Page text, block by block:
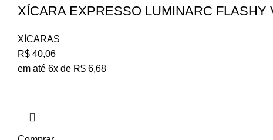
XÍCARA EXPRESSO LUMINARC
XÍCARAS
R$ 40,06
em até 6x de R$ 6,68